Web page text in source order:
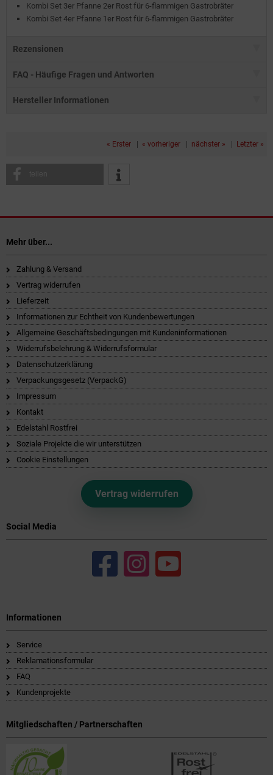
Kombi Set 3er Pfanne 2er Rost für 6-flammigen Gastrobräter
Kombi Set 4er Pfanne 1er Rost für 6-flammigen Gastrobräter
Rezensionen
FAQ - Häufige Fragen und Antworten
Hersteller Informationen
« Erster « vorheriger nächster » Letzter »
Mehr über...
Zahlung & Versand
Vertrag widerrufen
Lieferzeit
Informationen zur Echtheit von Kundenbewertungen
Allgemeine Geschäftsbedingungen mit Kundeninformationen
Widerrufsbelehrung & Widerrufsformular
Datenschutzerklärung
Verpackungsgesetz (VerpackG)
Impressum
Kontakt
Edelstahl Rostfrei
Soziale Projekte die wir unterstützen
Cookie Einstellungen
Vertrag widerrufen
Social Media
Informationen
Service
Reklamationsformular
FAQ
Kundenprojekte
Mitgliedschaften / Partnerschaften